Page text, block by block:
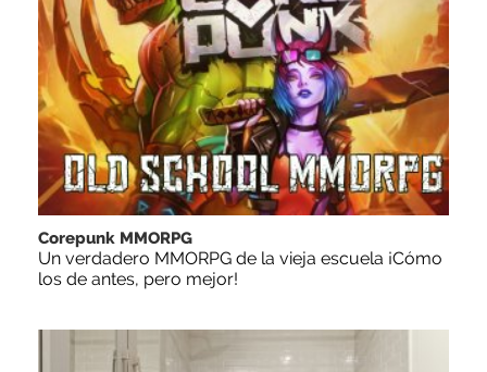
Corepunk MMORPG
Un verdadero MMORPG de la vieja escuela ¡Cómo
los de antes, pero mejor!